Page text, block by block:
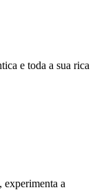
e toda a sua rica
experimenta a